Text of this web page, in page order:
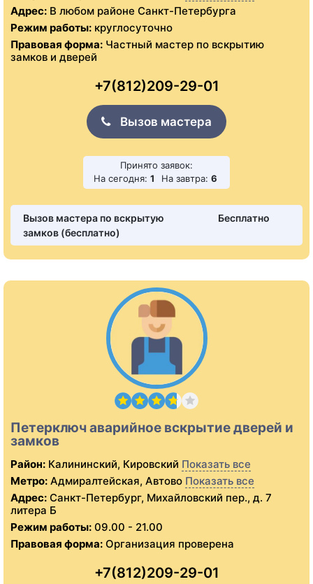
Адрес: В любом районе Санкт-Петербурга
Режим работы: круглосуточно
Правовая форма: Частный мастер по вскрытию
замков и дверей
+7(812)209-29-01
Вызов мастера
Принято заявок:
На сегодня: 1 На завтра: 6
Вызов мастера по вскрытую
замков (бесплатно)
Бесплатно
Петерключ аварийное вскрытие дверей и
замков
Район: Калининский, Кировский Показать все
Метро: Адмиралтейская, Автово Показать все
Адрес: Санкт-Петербург, Михайловский пер., д. 7
литера Б
Режим работы: 09.00 - 21.00
Правовая форма: Организация проверена
+7(812)209-29-01